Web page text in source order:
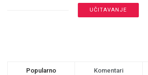
UČITAVANJE
Popularno Komentari